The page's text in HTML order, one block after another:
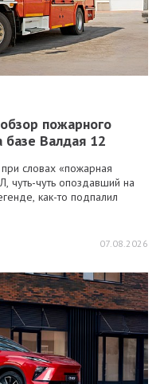
пожарного
Валдая 12
словах «пожарная
чуть-чуть опоздавший на
как-то подпалил
07.08.2026